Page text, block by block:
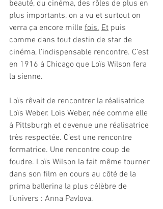
beauté, du cinéma, des rôles de plus en
plus importants, on a vu et surtout on
verra ça encore mille fois. Et puis
comme dans tout destin de star de
cinéma, l’indispensable rencontre. C’est
en 1916 à Chicago que Loïs Wilson fera
la sienne.
Loïs rêvait de rencontrer la réalisatrice
Loïs Weber. Loïs Weber, née comme elle
à Pittsburgh et devenue une réalisatrice
très respectée. C’est une rencontre
formatrice. Une rencontre coup de
foudre. Loïs Wilson la fait même tourner
dans son film en cours au côté de la
prima ballerina la plus célèbre de
l’univers : Anna Pavlova.